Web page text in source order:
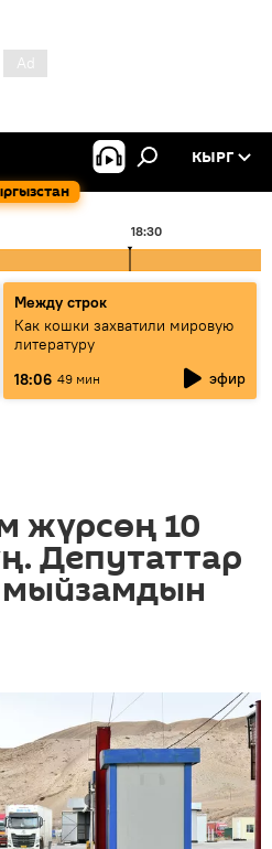
КЫРГ
18:30
Между строк
Как кошки захватили мировую
литературу
18:06 49 мин эфир
жүрсөң 10
Депутаттар